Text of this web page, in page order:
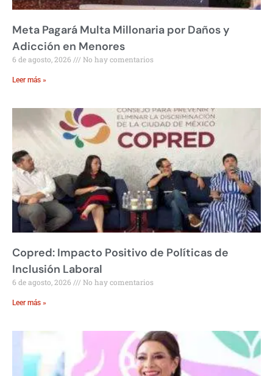
Meta Pagará Multa Millonaria por Daños y
Adicción en Menores
6 de agosto, 2026 No hay comentarios
Leer más »
Copred: Impacto Positivo de Políticas de
Inclusión Laboral
6 de agosto, 2026 No hay comentarios
Leer más »